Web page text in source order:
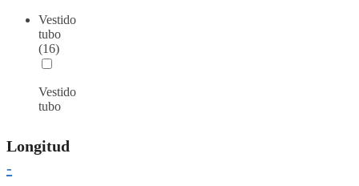
Vestido
tubo
(16)
Vestido
tubo
Longitud
-